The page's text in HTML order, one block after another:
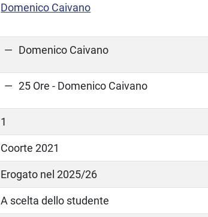
Domenico Caivano
Domenico Caivano
25 Ore - Domenico Caivano
1
Coorte 2021
Erogato nel 2025/26
A scelta dello studente